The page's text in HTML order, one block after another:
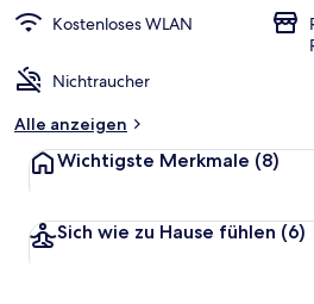
Kostenloses WLAN
Nichtraucher
Alle anzeigen
Wichtigste Merkmale (8)
Sich wie zu Hause fühlen (6)